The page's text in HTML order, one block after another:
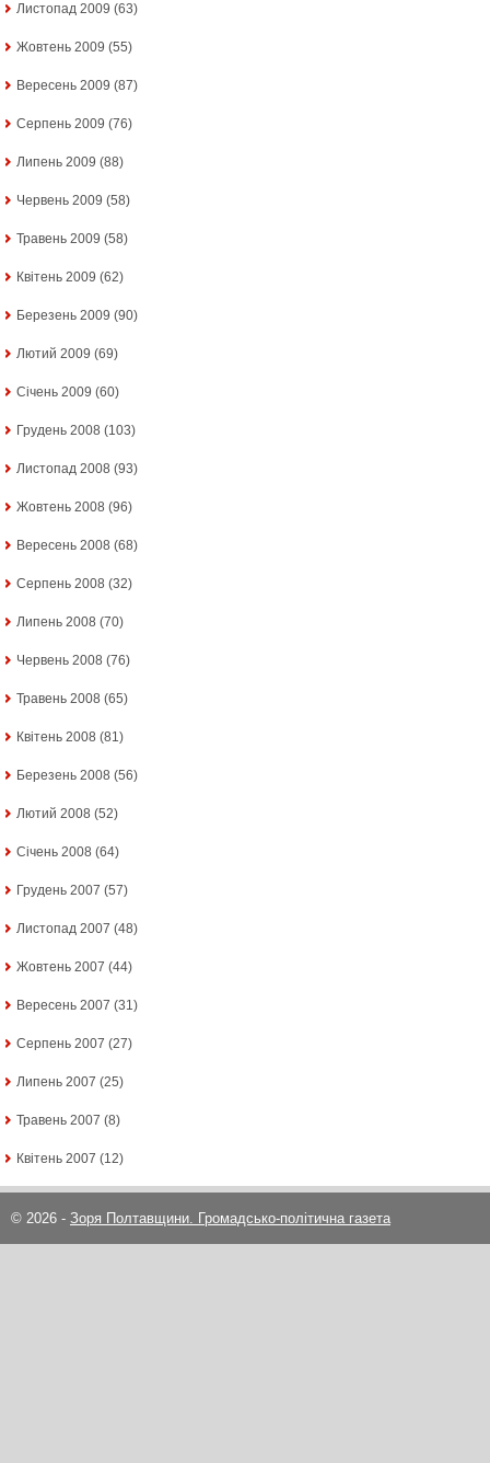
Листопад 2009 (63)
Жовтень 2009 (55)
Вересень 2009 (87)
Серпень 2009 (76)
Липень 2009 (88)
Червень 2009 (58)
Травень 2009 (58)
Квітень 2009 (62)
Березень 2009 (90)
Лютий 2009 (69)
Січень 2009 (60)
Грудень 2008 (103)
Листопад 2008 (93)
Жовтень 2008 (96)
Вересень 2008 (68)
Серпень 2008 (32)
Липень 2008 (70)
Червень 2008 (76)
Травень 2008 (65)
Квітень 2008 (81)
Березень 2008 (56)
Лютий 2008 (52)
Січень 2008 (64)
Грудень 2007 (57)
Листопад 2007 (48)
Жовтень 2007 (44)
Вересень 2007 (31)
Серпень 2007 (27)
Липень 2007 (25)
Травень 2007 (8)
Квітень 2007 (12)
© 2026 - Зоря Полтавщини. Громадсько-політична газета